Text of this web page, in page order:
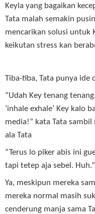
Keyla yang bagaikan
Tata malah semakin
mencarikan solusi untuk
keikutan stress kan
Tiba-tiba, Tata punya ide
“Udah Key tenang
‘inhale exhale’ Key kalo
media!” kata Tata sambil
ala Tata
“Terus lo piker abis ini
tapi tetep aja sebel.
Ya, meskipun mereka
mereka normal masih
cenderung manja sama